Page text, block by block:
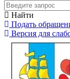
Найти
Подать
Версия для